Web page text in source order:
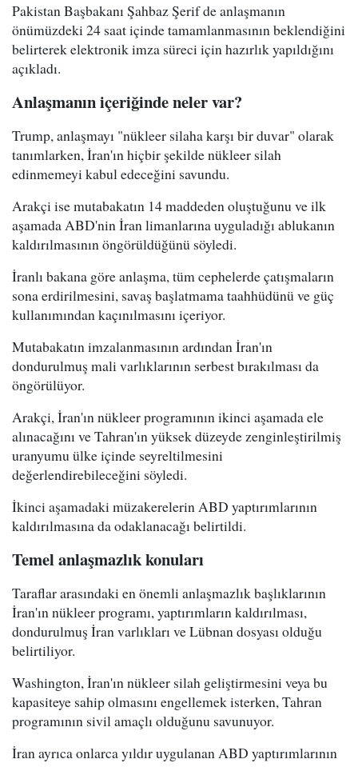
Pakistan Başbakanı Şahbaz Şerif de anlaşmanın
önümüzdeki 24 saat içinde tamamlanmasının beklendiğini
belirterek elektronik imza süreci için hazırlık yapıldığını
açıkladı.
Anlaşmanın içeriğinde neler var?
Trump, anlaşmayı "nükleer silaha karşı bir duvar" olarak
tanımlarken, İran'ın hiçbir şekilde nükleer silah
edinmemeyi kabul edeceğini savundu.
Arakçi ise mutabakatın 14 maddeden oluştuğunu ve ilk
aşamada ABD'nin İran limanlarına uyguladığı ablukanın
kaldırılmasının öngörüldüğünü söyledi.
İranlı bakana göre anlaşma, tüm cephelerde çatışmaların
sona erdirilmesini, savaş başlatmama taahhüdünü ve güç
kullanımından kaçınılmasını içeriyor.
Mutabakatın imzalanmasının ardından İran'ın
dondurulmuş mali varlıklarının serbest bırakılması da
öngörülüyor.
Arakçi, İran'ın nükleer programının ikinci aşamada ele
alınacağını ve Tahran'ın yüksek düzeyde zenginleştirilmiş
uranyumu ülke içinde seyreltilmesini
değerlendirebileceğini söyledi.
İkinci aşamadaki müzakerelerin ABD yaptırımlarının
kaldırılmasına da odaklanacağı belirtildi.
Temel anlaşmazlık konuları
Taraflar arasındaki en önemli anlaşmazlık başlıklarının
İran'ın nükleer programı, yaptırımların kaldırılması,
dondurulmuş İran varlıkları ve Lübnan dosyası olduğu
belirtiliyor.
Washington, İran'ın nükleer silah geliştirmesini veya bu
kapasiteye sahip olmasını engellemek isterken, Tahran
programının sivil amaçlı olduğunu savunuyor.
İran ayrıca onlarca yıldır uygulanan ABD yaptırımlarının